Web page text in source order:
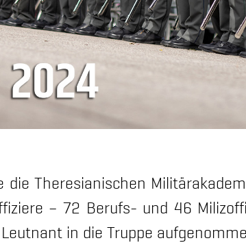
Theresianischen
– 72 Berufs- und 46
in die Truppe